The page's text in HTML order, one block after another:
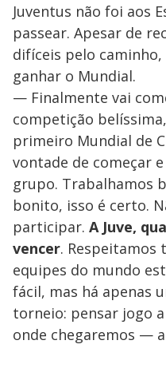
Juventus não foi aos
passear. Apesar de
difíceis pelo
ganhar o Mundial.
— Finalmente vai
competição
primeiro Mundial de
vontade de começar
grupo. Trabalhamos
bonito, isso é certo.
participar. A Juve,
vencer. Respeitamos
equipes do mundo
fácil, mas há apenas
torneio: pensar jogo
onde chegaremos —